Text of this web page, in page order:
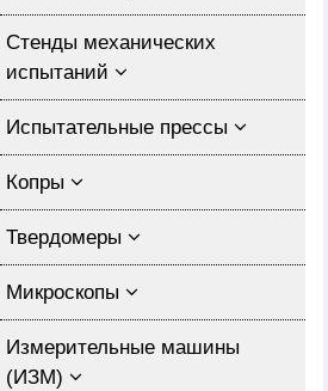
Стенды механических
испытаний
Испытательные прессы
Копры
Твердомеры
Микроскопы
Измерительные машины
(ИЗМ)